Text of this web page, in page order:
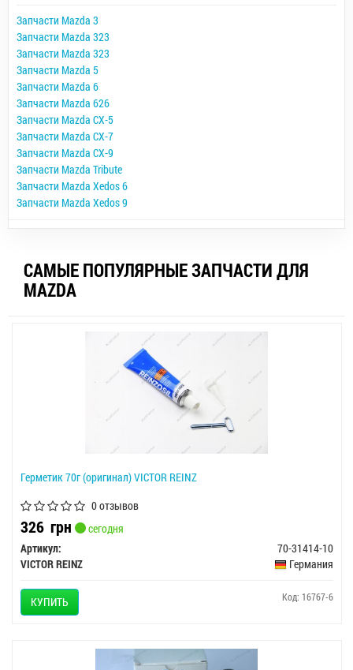
Запчасти Mazda 3
Запчасти Mazda 323
Запчасти Mazda 323
Запчасти Mazda 5
Запчасти Mazda 6
Запчасти Mazda 626
Запчасти Mazda CX-5
Запчасти Mazda CX-7
Запчасти Mazda CX-9
Запчасти Mazda Tribute
Запчасти Mazda Xedos 6
Запчасти Mazda Xedos 9
САМЫЕ ПОПУЛЯРНЫЕ ЗАПЧАСТИ ДЛЯ
MAZDA
Герметик 70г (оригинал) VICTOR REINZ
0 отзывов
326 грн
сегодня
Артикул:
70-31414-10
VICTOR REINZ
Германия
КУПИТЬ Код: 16767-6